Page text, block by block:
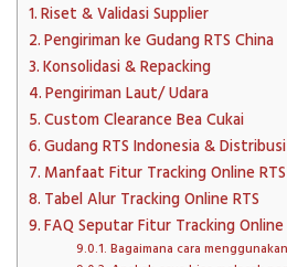
Riset & Validasi Supplier
Pengiriman ke Gudang RTS China
Konsolidasi & Repacking
Pengiriman Laut/ Udara
Custom Clearance Bea Cukai
Gudang RTS Indonesia & Distribusi
Manfaat Fitur Tracking Online
Tabel Alur Tracking Online RTS
FAQ Seputar Fitur Tracking Online
Bagaimana cara